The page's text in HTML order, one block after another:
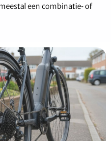
een combinatie‑ of